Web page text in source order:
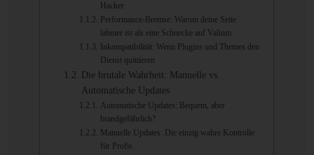
Hacker
Performance-Bremse: Warum deine Seite
lahmer ist als eine Schnecke auf Valium
Inkompatibilität: Wenn Plugins und Themes den
Dienst quittieren
Die brutale Wahrheit: Manuelle vs.
Automatische Updates
Automatische Updates: Bequem, aber
brandgefährlich?
Manuelle Updates: Die einzig wahre Kontrolle
für Profis